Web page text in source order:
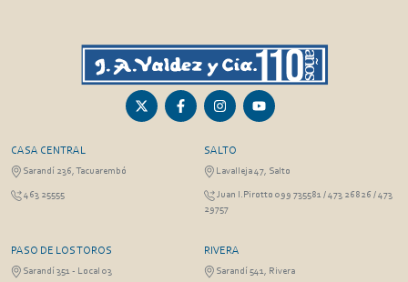
CASA CENTRAL
Sarandí 236, Tacuarembó
463 25555
SALTO
Lavalleja 47, Salto
Juan I.Pirotto 099 735581 / 473 26826 / 473
29757
PASO DE LOS TOROS
Sarandí 351 - Local 03
RIVERA
Sarandí 541, Rivera